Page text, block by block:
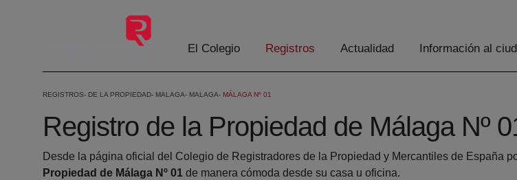
Saltar al contenido principal
El Colegio Registros Actualidad Información al
REGISTROS DE LA PROPIEDAD MALAGA MALAGA MÁLAGA Nº 01
Registro de la Propiedad de Málaga Nº
Desde la página oficial del Colegio de Registradores de la Propiedad y Mercantiles de España
Propiedad de Málaga Nº 01 de manera cómoda desde su casa u oficina.